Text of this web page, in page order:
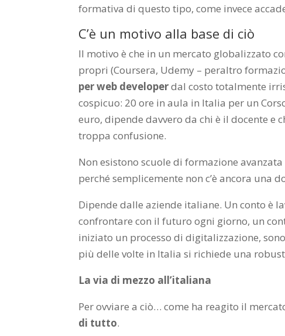
formativa di questo tipo, come invece
C’è un motivo alla base di ciò
Il motivo è che in un mercato globalizzato
propri (Coursera, Udemy – peraltro
per web developerdal costo totalmente
cospicuo: 20 ore in aula in Italia per un
euro, dipende davvero da chi è il docente e
troppa confusione.
Non esistono scuole di formazione
perché semplicemente non c’è ancora una
Dipende dalle aziende italiane. Un conto è
confrontare con il futuro ogni giorno, un
iniziato un processo di digitalizzazione,
più delle volte in Italia si richiede una
La via di mezzo all’italiana
Per ovviare a ciò… come ha reagito il
di tutto.